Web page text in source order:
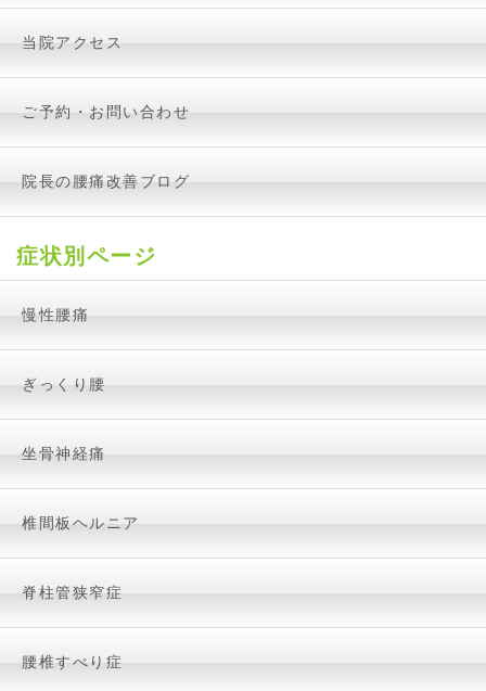
当院アクセス
ご予約・お問い合わせ
院長の腰痛改善ブログ
症状別ページ
慢性腰痛
ぎっくり腰
坐骨神経痛
椎間板ヘルニア
脊柱管狭窄症
腰椎すべり症